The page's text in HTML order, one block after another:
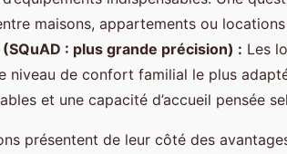
maisons, appartements ou
: plus grande précision) : Les
niveau de confort familial le plus
et une capacité d’accueil pensée
présentent de leur côté des